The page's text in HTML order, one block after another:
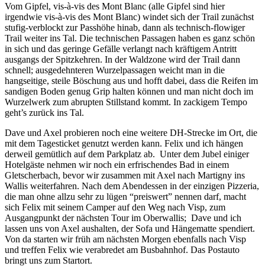
Vom Gipfel, vis-à-vis des Mont Blanc (alle Gipfel sind hier
irgendwie vis-à-vis des Mont Blanc) windet sich der Trail zunächst
stufig-verblockt zur Passhöhe hinab, dann als technisch-flowiger
Trail weiter ins Tal. Die technischen Passagen haben es ganz schön
in sich und das geringe Gefälle verlangt nach kräftigem Antritt
ausgangs der Spitzkehren. In der Waldzone wird der Trail dann
schnell; ausgedehnteren Wurzelpassagen weicht man in die
hangseitige, steile Böschung aus und hofft dabei, dass die Reifen im
sandigen Boden genug Grip halten können und man nicht doch im
Wurzelwerk zum abrupten Stillstand kommt. In zackigem Tempo
geht’s zurück ins Tal.
Dave und Axel probieren noch eine weitere DH-Strecke im Ort, die
mit dem Tagesticket genutzt werden kann. Felix und ich hängen
derweil gemütlich auf dem Parkplatz ab. Unter dem Jubel einiger
Hotelgäste nehmen wir noch ein erfrischendes Bad in einem
Gletscherbach, bevor wir zusammen mit Axel nach Martigny ins
Wallis weiterfahren. Nach dem Abendessen in der einzigen Pizzeria,
die man ohne allzu sehr zu lügen “preiswert” nennen darf, macht
sich Felix mit seinem Camper auf den Weg nach Visp, zum
Ausgangpunkt der nächsten Tour im Oberwallis; Dave und ich
lassen uns von Axel aushalten, der Sofa und Hängematte spendiert.
Von da starten wir früh am nächsten Morgen ebenfalls nach Visp
und treffen Felix wie verabredet am Busbahnhof. Das Postauto
bringt uns zum Startort.